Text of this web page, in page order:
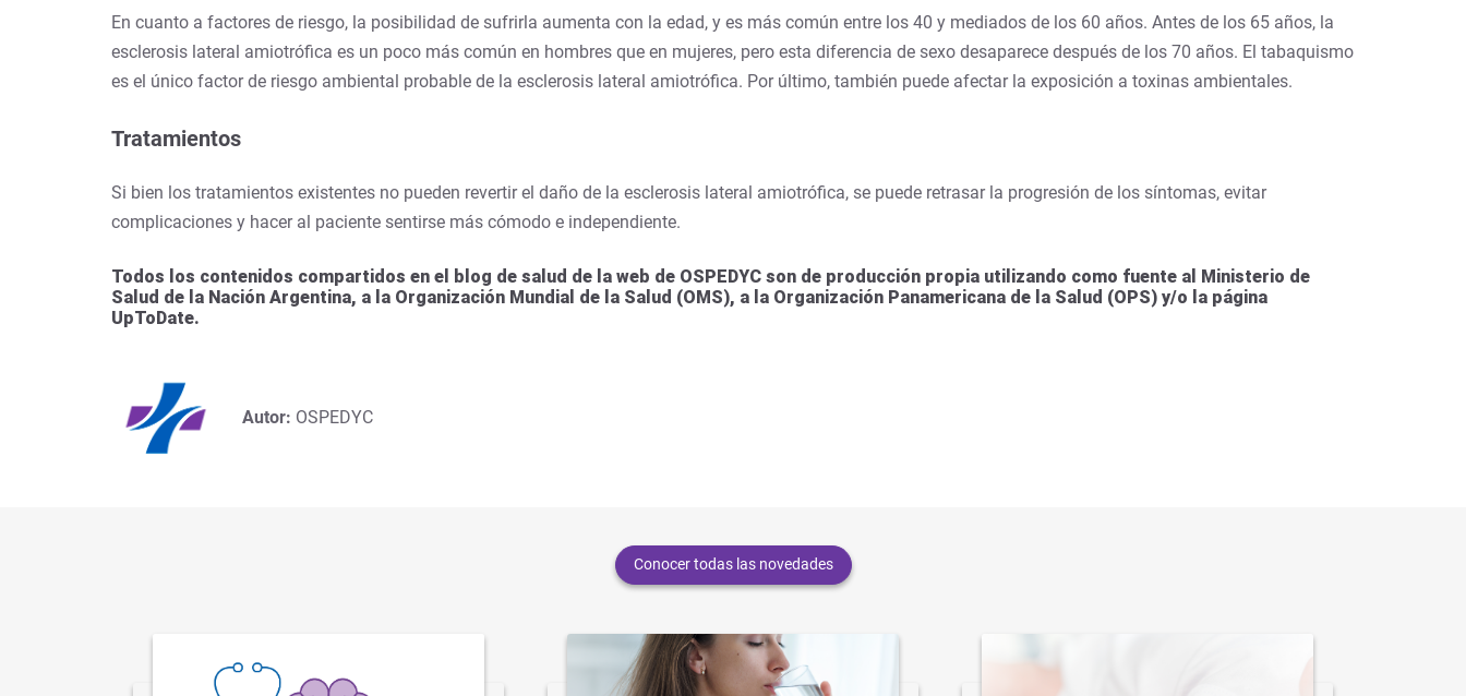
En cuanto a factores de riesgo, la posibilidad de sufrirla aumenta con la edad, y es más común entre los 40 y mediados de los 60 años. Antes de los 65 años, la
esclerosis lateral amiotrófica es un poco más común en hombres que en mujeres, pero esta diferencia de sexo desaparece después de los 70 años. El tabaquismo
es el único factor de riesgo ambiental probable de la esclerosis lateral amiotrófica. Por último, también puede afectar la exposición a toxinas ambientales.
Tratamientos
Si bien los tratamientos existentes no pueden revertir el daño de la esclerosis lateral amiotrófica, se puede retrasar la progresión de los síntomas, evitar
complicaciones y hacer al paciente sentirse más cómodo e independiente.
Todos los contenidos compartidos en el blog de salud de la web de OSPEDYC son de producción propia utilizando como fuente al Ministerio de
Salud de la Nación Argentina, a la Organización Mundial de la Salud (OMS), a la Organización Panamericana de la Salud (OPS) y/o la página
UpToDate.
Autor: OSPEDYC
Conocer todas las novedades